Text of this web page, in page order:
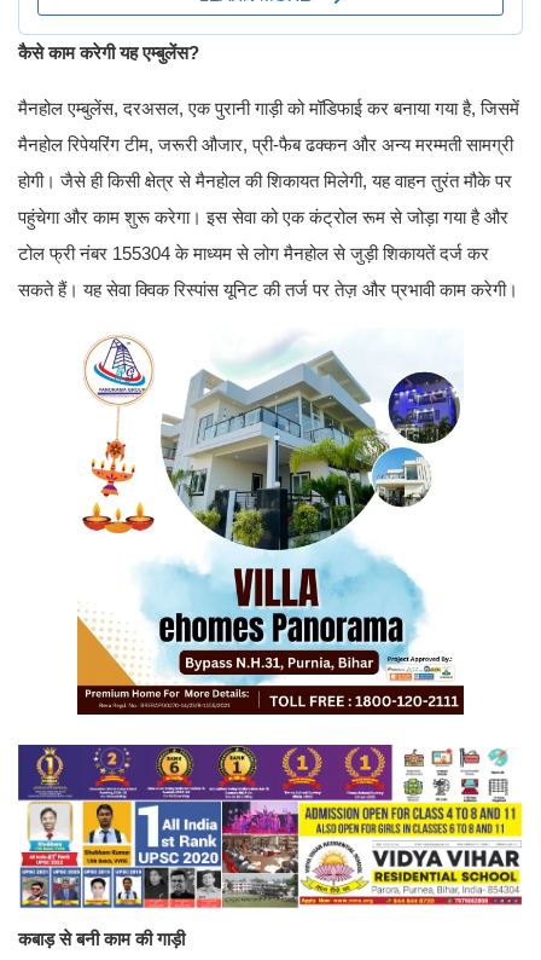
कैसे काम करेगी यह एम्बुलेंस?
मैनहोल एम्बुलेंस, दरअसल, एक पुरानी गाड़ी को मॉडिफाई कर बनाया गया है, जिसमें
मैनहोल रिपेयरिंग टीम, जरूरी औजार, प्री-फैब ढक्कन और अन्य मरम्मती सामग्री
होगी। जैसे ही किसी क्षेत्र से मैनहोल की शिकायत मिलेगी, यह वाहन तुरंत मौके पर
पहुंचेगा और काम शुरू करेगा। इस सेवा को एक कंट्रोल रूम से जोड़ा गया है और
टोल फ्री नंबर 155304 के माध्यम से लोग मैनहोल से जुड़ी शिकायतें दर्ज कर
सकते हैं। यह सेवा क्विक रिस्पांस यूनिट की तर्ज पर तेज़ और प्रभावी काम करेगी।
कबाड़ से बनी काम की गाड़ी